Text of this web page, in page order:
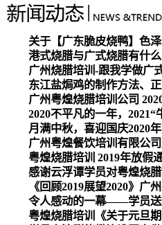
港式烧腊与广式烧腊有什么
广州烧腊培训-跟我学做广
东江盐焗鸡的制作方法、
2020不平凡的一年，2021“
广州粤煌餐饮培训有限公
粤煌烧腊培训 2019年放假
感谢云浮谭学员对粤煌烧
令人感动的一幕——学员送
粤煌烧腊培训《关于元旦